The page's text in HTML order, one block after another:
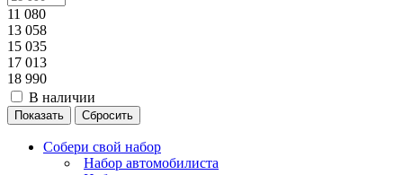
11 080
13 058
15 035
17 013
18 990
В наличии
Сбросить
Собери свой набор
Набор автомобилиста